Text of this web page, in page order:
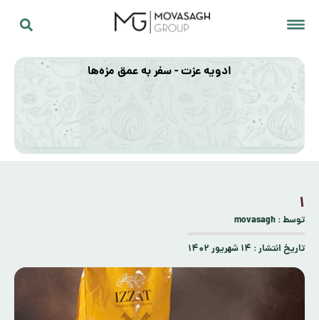
ادویه عزت - سفر به عمق مزه‌ها
۱
توسط :movasagh
تاریخ انتشار : ۱۴ شهریور ۱۴۰۲